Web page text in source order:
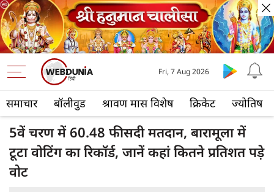
समाचार बॉलीवुड श्रावण मास विशेष क्रिकेट ज्योतिष
Fri, 7 Aug 2026
5वें चरण में 60.48 फीसदी मतदान, बारामूला में
टूटा वोटिंग का रिकॉर्ड, जानें कहां कितने प्रतिशत पड़े
वोट